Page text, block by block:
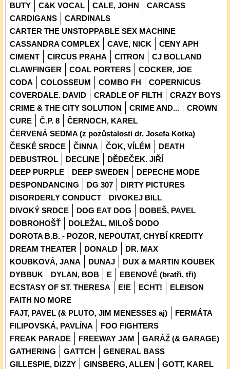
BUTY
C&K VOCAL CALE, JOHN
CARCASS
CARDIGANS
CARDINALS
CARTER THE UNSTOPPABLE SEX MACHINE
CASSANDRA COMPLEX
CAVE, NICK
CENY APH
CIMENT
CIRCUS PRAHA CITRON
CJ BOLLAND
CLAWFINGER
COAL PORTERS
COCKER, JOE
CODA
COLOSSEUM COMBO FH
COPERNICUS
COVERDALE. DAVID
CRADLE OF FILTH
CRAZY BOYS
CRIME & THE CITY SOLUTION
CRIME AND...
CROWN
CURE
Č.P. 8
ČERNOCH, KAREL
ČERVENÁ SEDMA (z pozůstalosti dr. Josefa Kotka)
ČESKÉ SRDCE
ČINNA ČOK, VÍLÉM
DEATH
DEBUSTROL
DECLINE
DĚDEČEK. JIŘÍ
DEEP PURPLE
DEEP SWEDEN
DEPECHE MODE
DESPONDANCING
DG 307
DIRTY PICTURES
DISORDERLY CONDUCT
DIVOKEJ BILL
DIVOKÝ SRDCE
DOG EAT DOG
DOBEŠ, PAVEL
DOBROHOŠŤ
DOLEŽAL, MILOŠ DODO
DOROTA B.B. - POZOR, NEPOUTAT, CHYBÍ KREDITY
DREAM THEATER
DONALD
DR. MAX
KOUBKOVÁ, JANA
DUNAJ
DUX & MARTIN KOUBEK
DYBBUK
DYLAN, BOB E
EBENOVÉ (bratři, tři)
ECSTASY OF ST. THERESA
E!E ECHT!
ELEISON
FAITH NO MORE
FAJT, PAVEL (& PLUTO, JIM MENESSES aj)
FERMÁTA
FILIPOVSKÁ, PAVLÍNA
FOO FIGHTERS
FREAK PARADE
FREEWAY JAM
GARÁŽ (& GARAGE)
GATHERING
GATTCH
GENERAL BASS
GILLESPIE, DIZZY
GINSBERG, ALLEN
GOTT, KAREL